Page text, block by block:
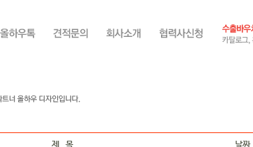
제 목 날짜